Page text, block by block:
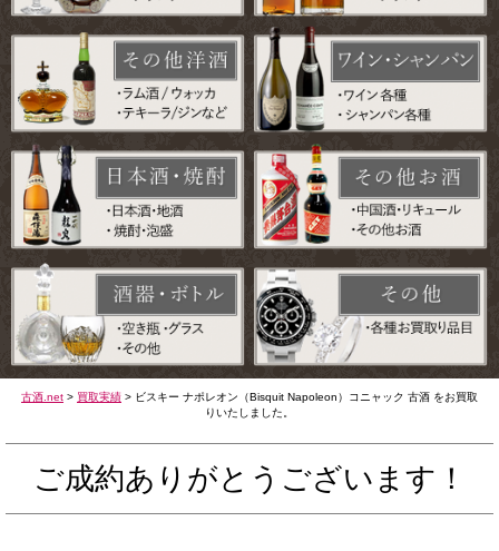
古酒.net > 買取実績 > ビスキー ナポレオン（Bisquit Napoleon）コニャック 古酒 をお買取
りいたしました。
ご成約ありがとうございます！